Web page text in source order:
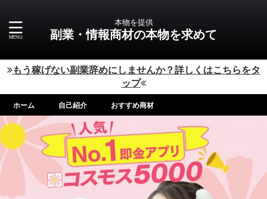
本物を提供
副業・情報商材の本物を求めて
もう稼げない副業辞めにしませんか？詳しくはこちらをタ
ップ
ホーム 自己紹介 おすすめ商材